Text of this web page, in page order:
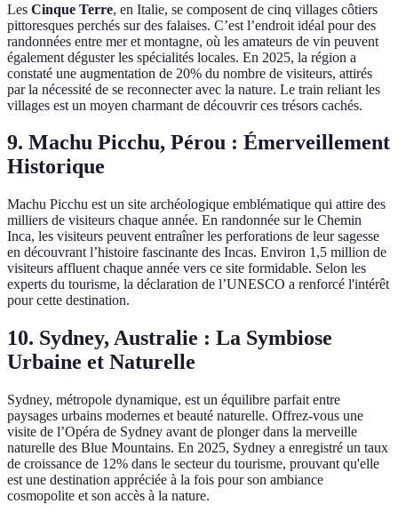
Les Cinque Terre, en Italie, se composent de cinq villages côtiers
pittoresques perchés sur des falaises. C’est l’endroit idéal pour des
randonnées entre mer et montagne, où les amateurs de vin peuvent
également déguster les spécialités locales. En 2025, la région a
constaté une augmentation de 20% du nombre de visiteurs, attirés
par la nécessité de se reconnecter avec la nature. Le train reliant les
villages est un moyen charmant de découvrir ces trésors cachés.
9. Machu Picchu, Pérou : Émerveillement
Historique
Machu Picchu est un site archéologique emblématique qui attire des
milliers de visiteurs chaque année. En randonnée sur le Chemin
Inca, les visiteurs peuvent entraîner les perforations de leur sagesse
en découvrant l’histoire fascinante des Incas. Environ 1,5 million de
visiteurs affluent chaque année vers ce site formidable. Selon les
experts du tourisme, la déclaration de l’UNESCO a renforcé l'intérêt
pour cette destination.
10. Sydney, Australie : La Symbiose
Urbaine et Naturelle
Sydney, métropole dynamique, est un équilibre parfait entre
paysages urbains modernes et beauté naturelle. Offrez-vous une
visite de l’Opéra de Sydney avant de plonger dans la merveille
naturelle des Blue Mountains. En 2025, Sydney a enregistré un taux
de croissance de 12% dans le secteur du tourisme, prouvant qu'elle
est une destination appréciée à la fois pour son ambiance
cosmopolite et son accès à la nature.